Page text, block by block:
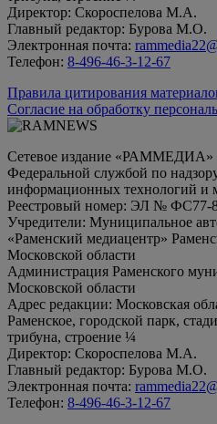
Директор: Скороспелова М.А.
Главный редактор: Бурова М.О.
Электронная почта:
Телефон: 8-496-46-3-12-67
Правила цитирования
Согласие на обработку
Сетевое издание «РАММЕДИА»
Федеральной службой по
информационных технологий и
Реестровый номер: ЭЛ № ФС77-
Учредители: Муниципальное
«Раменский медиацентр»
Московской области
Администрация Раменского
Московской области
Адрес редакции: Московская
Раменское, городской парк,
трибуна, строение ¼
Директор: Скороспелова М.А.
Главный редактор: Бурова М.О.
Электронная почта:
Телефон: 8-496-46-3-12-67